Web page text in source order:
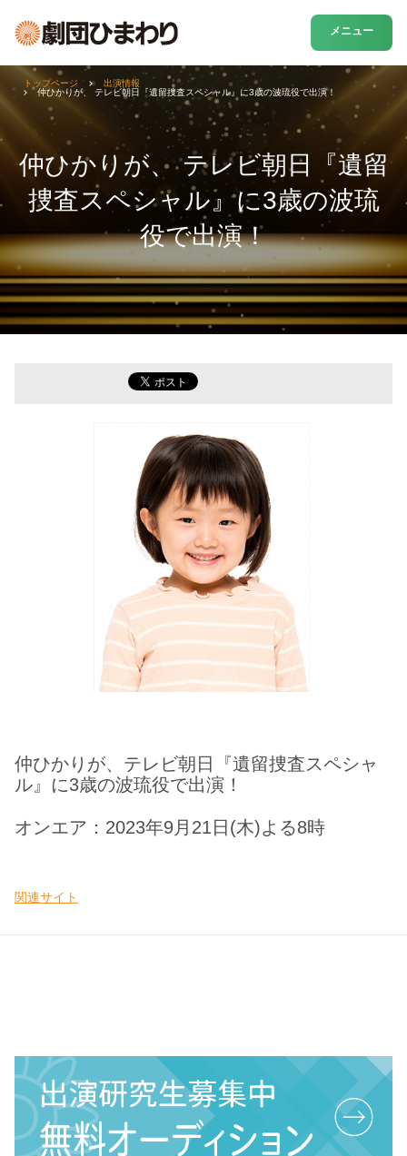
メニュー
仲ひかりが、 テレビ朝日『遺留
捜査スペシャル』に3歳の波琉
役で出演！
トップページ
出演情報
仲ひかりが、 テレビ朝日『遺留捜査スペシャル』に3歳の波琉役で出演！
仲ひかりが、テレビ朝日『遺留捜査スペシャ
ル』に3歳の波琉役で出演！
オンエア：2023年9月21日(木)よる8時
関連サイト